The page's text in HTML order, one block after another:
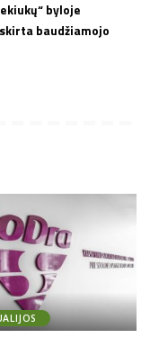
byloje
baudžiamojo